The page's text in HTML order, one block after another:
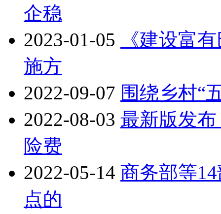
企稳
2023-01-05
《建设富
施方
2022-09-07 围绕乡村“
2022-08-03 最新版发
险费
2022-05-14 商务部等
点的